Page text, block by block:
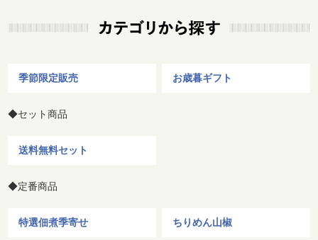
季節限定販売 お歳暮ギフト
◆セット商品
送料無料セット
◆定番商品
特選佃煮季寄せ ちりめん山椒